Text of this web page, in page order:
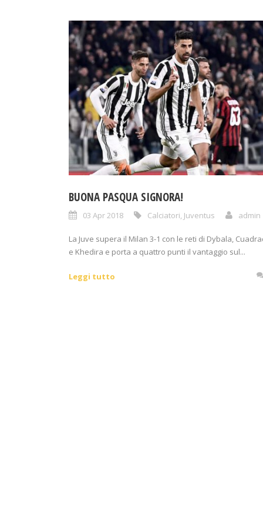
BUONA PASQUA SIGNORA!
03 Apr 2018 Calciatori Juventus admin
La Juve supera il Milan 3-1 con le reti di Dybala,
e Khedira e porta a quattro punti il vantaggio sul...
Leggi tutto